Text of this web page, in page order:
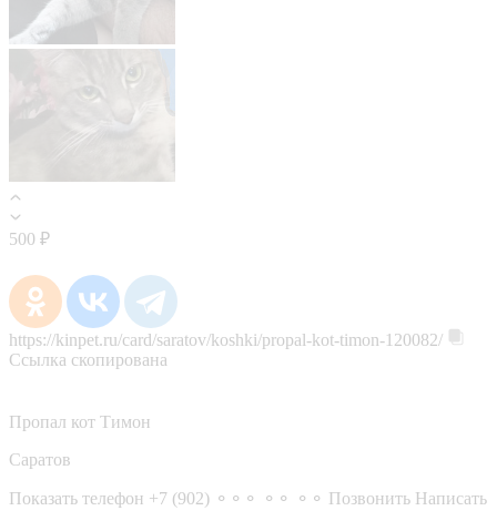
500 ₽
https://kinpet.ru/card/saratov/koshki/propal-kot-timon-120082/
Ссылка скопирована
Пропал кот Тимон
Саратов
Показать телефон +7 (902) ⚬⚬⚬ ⚬⚬ ⚬⚬ Позвонить Написать